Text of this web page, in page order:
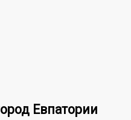
Евпатории